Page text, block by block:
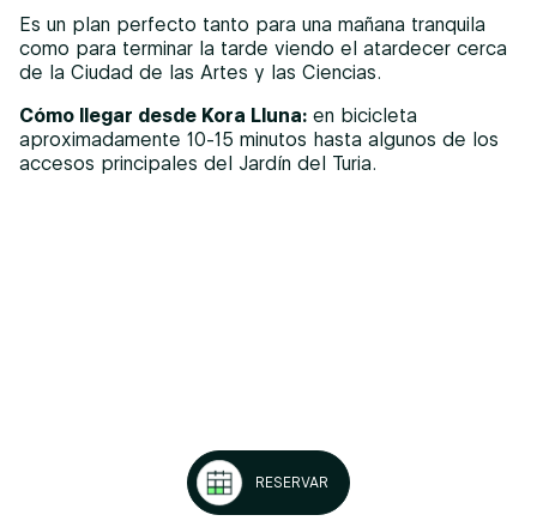
RESERVAR
Es un plan perfecto tanto para una mañana tranquila
como para terminar la tarde viendo el atardecer cerca
de la Ciudad de las Artes y las Ciencias.
Cómo llegar desde Kora Lluna: en bicicleta
aproximadamente 10-15 minutos hasta algunos de los
accesos principales del Jardín del Turia.